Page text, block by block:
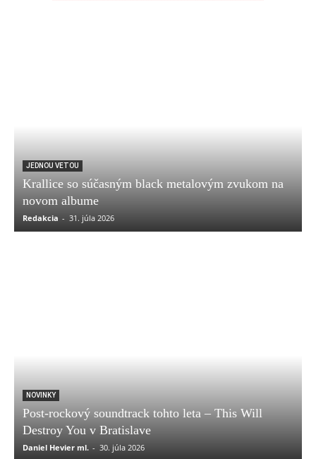
JEDNOU VETOU
Krallice so súčasným black metalovým zvukom na
novom albume
Redakcia - 31. júla 2026
NOVINKY
Post-rockový soundtrack tohto leta – This Will
Destroy You v Bratislave
Daniel Hevier ml. - 30. júla 2026